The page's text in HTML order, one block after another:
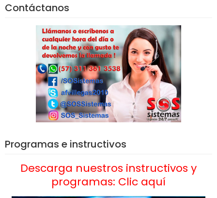
Contáctanos
Programas e instructivos
Descarga nuestros instructivos y
programas: Clic aquí